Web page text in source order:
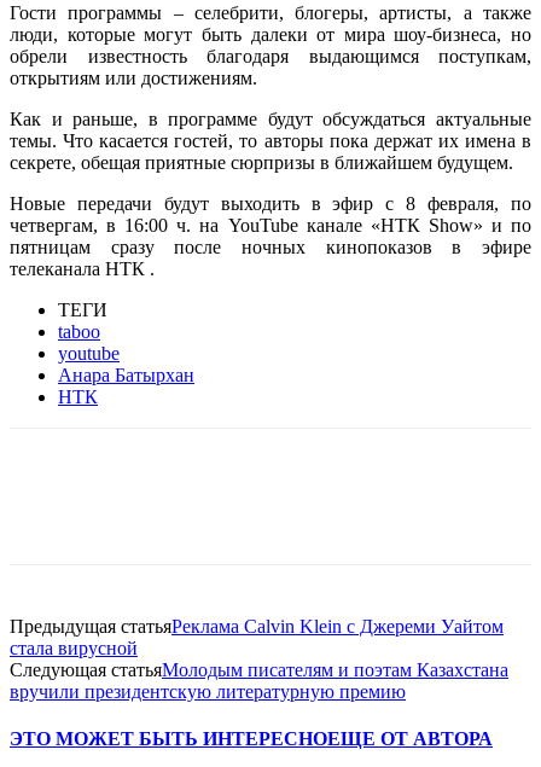
Гости программы – селебрити, блогеры, артисты, а также
люди, которые могут быть далеки от мира шоу-бизнеса, но
обрели известность благодаря выдающимся поступкам,
открытиям или достижениям.
Как и раньше, в программе будут обсуждаться актуальные
темы. Что касается гостей, то авторы пока держат их имена в
секрете, обещая приятные сюрпризы в ближайшем будущем.
Новые передачи будут выходить в эфир с 8 февраля, по
четвергам, в 16:00 ч. на YouTube канале «НТК Show» и по
пятницам сразу после ночных кинопоказов в эфире
телеканала НТК .
ТЕГИ
taboo
youtube
Анара Батырхан
НТК
Предыдущая статьяРеклама Calvin Klein с Джереми Уайтом
стала вирусной
Следующая статьяМолодым писателям и поэтам Казахстана
вручили президентскую литературную премию
ЭТО МОЖЕТ БЫТЬ ИНТЕРЕСНОЕЩЕ ОТ АВТОРА